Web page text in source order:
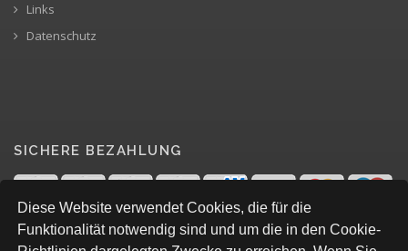
Diese Website verwendet Cookies, die für die
Funktionalität notwendig sind und um die in den Cookie-
Links
Datenschutz
SICHERE BEZAHLUNG